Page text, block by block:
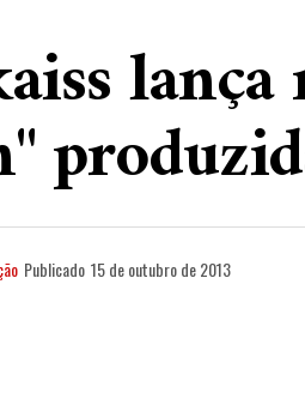
Publicado 15 de outubro de 2013